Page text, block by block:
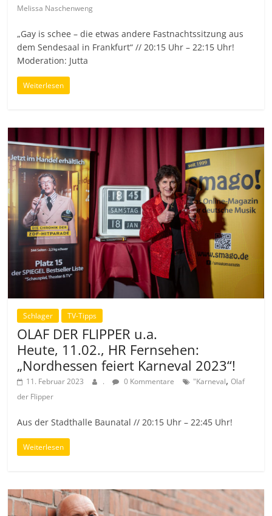
Melissa Naschenweng
„Gay is schee – die etwas andere Fastnachtssitzung aus
dem Sendesaal in Frankfurt“ // 20:15 Uhr – 22:15 Uhr!
Moderation: Jutta
Weiterlesen
Schlager TV-Tipps
OLAF DER FLIPPER u.a.
Heute, 11.02., HR Fernsehen:
„Nordhessen feiert Karneval 2023“!
11. Februar 2023 . 0 Kommentare "Karneval,Olaf
der Flipper
Aus der Stadthalle Baunatal // 20:15 Uhr – 22:45 Uhr!
Weiterlesen